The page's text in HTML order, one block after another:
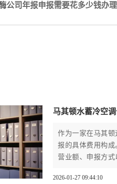
公司年报申报需要花多少钱办理
马其顿水蓄冷空
作为一家在马其
报的具体费用构成
营业额、申报方式
成本优化策略，
2026-01-27 09:44:10